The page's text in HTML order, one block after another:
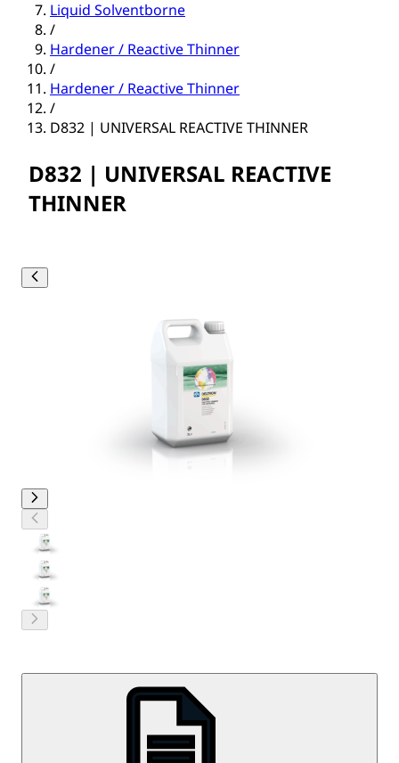
Liquid Solventborne
/
Hardener / Reactive Thinner
/
Hardener / Reactive Thinner
/
D832 | UNIVERSAL REACTIVE THINNER
D832 | UNIVERSAL REACTIVE
THINNER